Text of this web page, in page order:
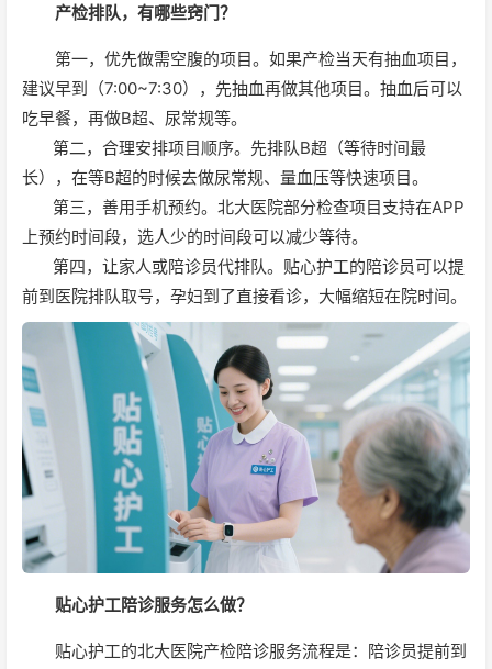
产检排队，有哪些窍门？
第一，优先做需空腹的项目。如果产检当天有抽血项目，
建议早到（7:00~7:30），先抽血再做其他项目。抽血后可以
吃早餐，再做B超、尿常规等。
第二，合理安排项目顺序。先排队B超（等待时间最
长），在等B超的时候去做尿常规、量血压等快速项目。
第三，善用手机预约。北大医院部分检查项目支持在APP
上预约时间段，选人少的时间段可以减少等待。
第四，让家人或陪诊员代排队。贴心护工的陪诊员可以提
前到医院排队取号，孕妇到了直接看诊，大幅缩短在院时间。
贴心护工陪诊服务怎么做？
贴心护工的北大医院产检陪诊服务流程是：陪诊员提前到